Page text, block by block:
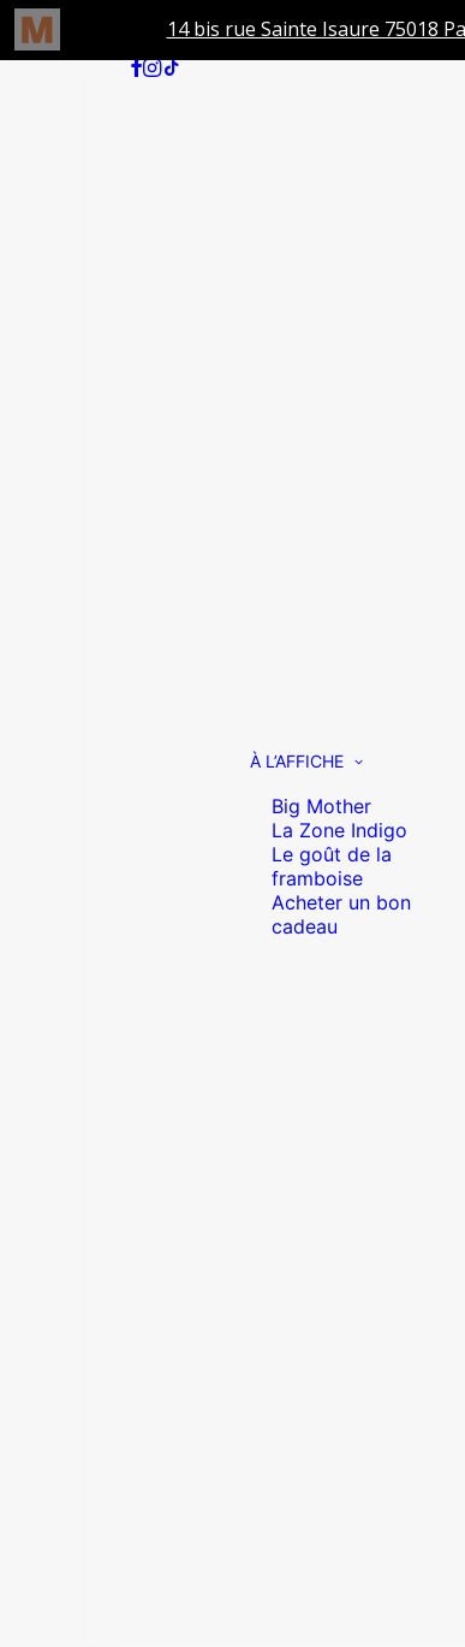
À L’AFFICHE
Big Mother
La Zone Indigo
Le goût de la
framboise
Acheter un bon
cadeau